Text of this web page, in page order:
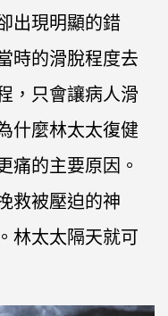
出現明顯的錯
時的滑脫程度去
，只會讓病人滑
什麼林太太復健
痛的主要原因。
救被壓迫的神
林太太隔天就可